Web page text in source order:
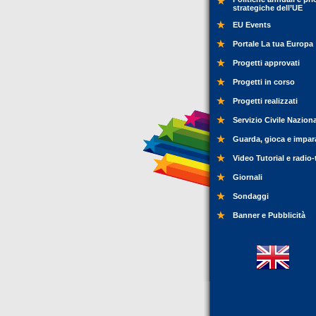
strategiche dell’UE
EU Events
Portale La tua Europa
Progetti approvati
Progetti in corso
Progetti realizzati
Servizio Civile
Guarda, gioca e
Video Tutorial e
Giornali
Sondaggi
Banner e Pubblicità